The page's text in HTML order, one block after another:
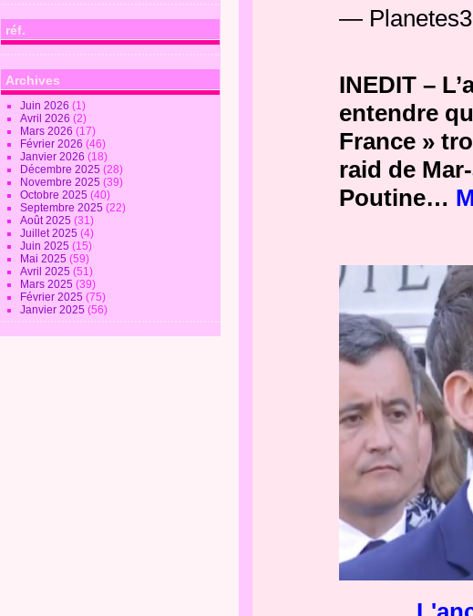
réf.
Archives
Juin 2026(1)
Avril 2026(2)
Mars 2026(17)
Février 2026(46)
Janvier 2026(18)
Décembre 2025(28)
Novembre 2025(39)
Octobre 2025(40)
Septembre 2025(22)
Août 2025(31)
Juillet 2025(4)
Juin 2025(15)
Mai 2025(59)
Avril 2025(51)
Mars 2025(39)
Février 2025(75)
Janvier 2025(56)
—
INEDIT –
entendre
France »
raid de
Poutine…